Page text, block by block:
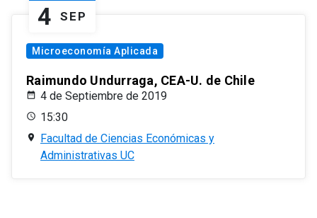
4 SEP
Microeconomía Aplicada
Raimundo Undurraga, CEA-U. de Chile
4 de Septiembre de 2019
15:30
Facultad de Ciencias Económicas y
Administrativas UC